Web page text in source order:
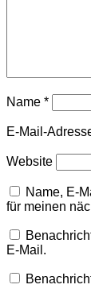
Name *
E-Mail-
Website
Name, E-
für meinen
E-Mail.